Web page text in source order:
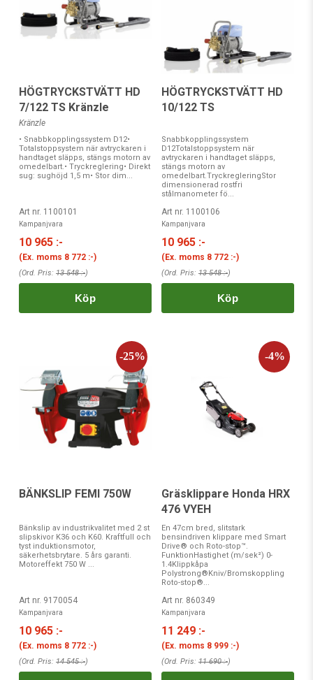
HÖGTRYCKSTVÄTT HD
7/122 TS Kränzle
Kränzle
• Snabbkopplingssystem D12•
Totalstoppsystem när avtryckaren i
handtaget släpps, stängs motorn av
omedelbart.• Tryckreglering• Direkt
sug: sughöjd 1,5 m• Stor dim...
Art nr. 1100101
Kampanjvara
10 965 :-
(Ex. moms 8 772 :-)
(Ord. Pris: 13 548 :-)
Köp
HÖGTRYCKSTVÄTT HD
10/122 TS
Snabbkopplingssystem
D12Totalstoppsystem när
avtryckaren i handtaget släpps,
stängs motorn av
omedelbart.TryckregleringStor
dimensionerad rostfri
stålmanometer fö...
Art nr. 1100106
Kampanjvara
10 965 :-
(Ex. moms 8 772 :-)
(Ord. Pris: 13 548 :-)
Köp
BÄNKSLIP FEMI 750W
Bänkslip av industrikvalitet med 2 st
slipskivor K36 och K60. Kraftfull och
tyst induktionsmotor,
säkerhetsbrytare. 5 års garanti.
Motoreffekt 750 W ...
Art nr. 9170054
Kampanjvara
10 965 :-
(Ex. moms 8 772 :-)
(Ord. Pris: 14 545 :-)
Gräsklippare Honda HRX
476 VYEH
En 47cm bred, slitstark
bensindriven klippare med Smart
Drive® och Roto-stop™.
FunktionHastighet (m/sek²) 0-
1.4Klippkåpa
Polystrong®Kniv/Bromskoppling
Roto-stop®...
Art nr. 860349
Kampanjvara
11 249 :-
(Ex. moms 8 999 :-)
(Ord. Pris: 11 690 :-)